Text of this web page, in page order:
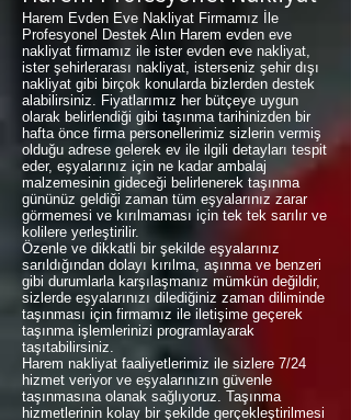
Harem Evden Eve Nakliyat Firmamız İle
Profesyonel Destek Alın Harem evden eve
nakliyat firmamız ile ister evden eve nakliyat,
ister şehirlerarası nakliyat, isterseniz şehir dışı
nakliyat gibi birçok konularda bizlerden destek
alabilirsiniz. Fiyatlarımız her bütçeye uygun
olarak belirlendiği gibi taşınma tarihinizden bir
hafta önce firma personellerimiz sizlerin vermiş
olduğu adrese gelerek ev ile ilgili detayları tespit
eder, eşyalarınız için ne kadar ambalaj
malzemesinin gideceği belirlenerek taşınma
gününüz geldiği zaman tüm eşyalarınız zarar
görmemesi ve kırılmaması için tek tek sarılır ve
kolilere yerleştirilir.
Özenle ve dikkatli bir şekilde eşyalarınız
sarıldığından dolayı kırılma, aşınma ve benzeri
gibi durumlarla karşılaşmanız mümkün değildir,
sizlerde eşyalarınızı dilediğiniz zaman diliminde
taşınması için firmamız ile iletişime geçerek
taşınma işlemlerinizi programlayarak
taşıtabilirsiniz.
Harem nakliyat faaliyetlerimiz ile sizlere 7/24
hizmet veriyor ve eşyalarınızın güvenle
taşınmasına olanak sağlıyoruz. Taşınma
hizmetlerinin kolay bir şekilde gerçekleştirilmesi